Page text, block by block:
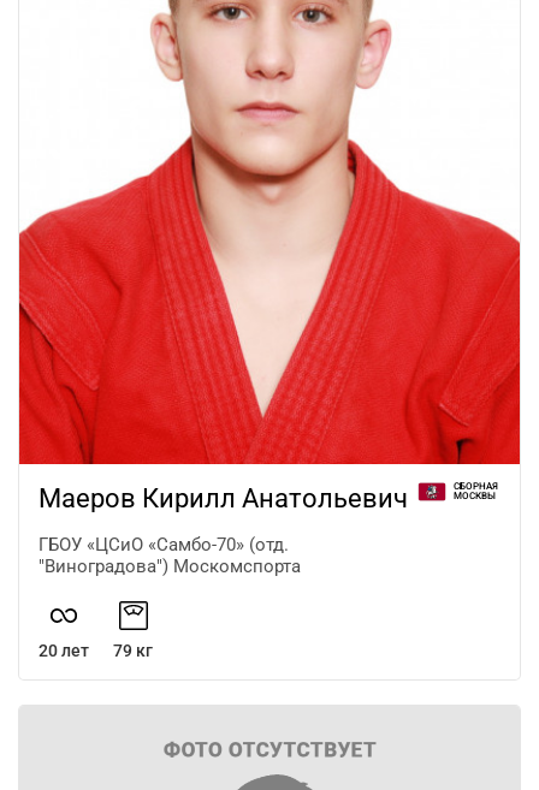
Маеров Кирилл Анатольевич
ГБОУ «ЦСиО «Самбо-70» (отд.
"Виноградова") Москомспорта
СБОРНАЯ
МОСКВЫ
20 лет 79 кг